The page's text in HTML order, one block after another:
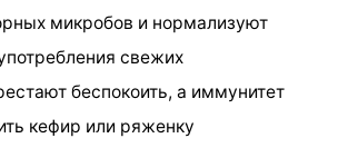
микробов и нормализуют
свежих
беспокоить, а иммунитет
кефир или ряженку